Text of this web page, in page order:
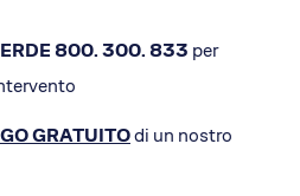
800. 300. 833 per
GRATUITOdi un nostro